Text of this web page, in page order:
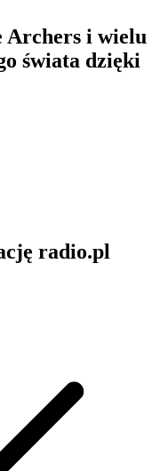
Archers i wielu
świata dzięki
radio.pl